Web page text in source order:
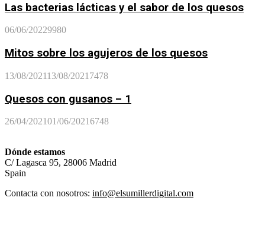
Las bacterias lácticas y el sabor de los quesos
06/06/20229980
Mitos sobre los agujeros de los quesos
13/08/202113/08/2021 7478
Quesos con gusanos – 1
26/04/202101/06/20216748
Dónde estamos
C/ Lagasca 95, 28006 Madrid
Spain
Contacta con nosotros: info@elsumillerdigital.com